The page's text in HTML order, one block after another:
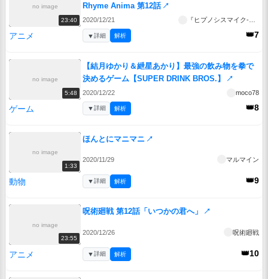
no image
23:40
Rhyme Anima 第12話 ↗
2020/12/21
アニメ 👑7
▼詳細 解析
no image
5:48
【結月ゆかり＆紲星あかり】最強の飲み物を拳で
決めるゲーム【SUPER DRINK BROS.】
↗
2020/12/22 moco78
ゲーム 👑8
▼詳細 解析
no image
1:33
ほんとにマニマニ ↗
2020/11/29 マルマイン
動物 👑9
▼詳細 解析
no image
23:55
呪術廻戦 第12話「いつかの君へ」 ↗
2020/12/26 呪術廻戦
アニメ 👑10
▼詳細 解析